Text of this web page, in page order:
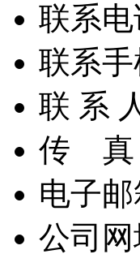
联系
联系
联
传
电子
公司